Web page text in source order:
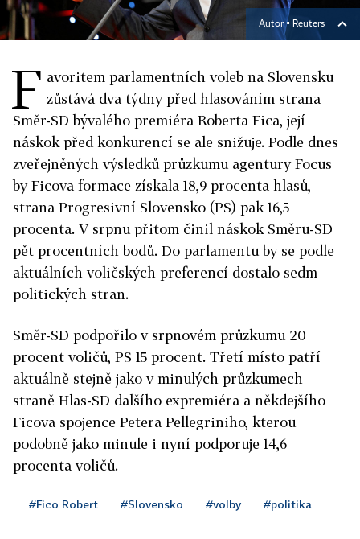
Autor ▪ Reuters
F avoritem parlamentních voleb na Slovensku
zůstává dva týdny před hlasováním strana
Směr-SD bývalého premiéra Roberta Fica, její
náskok před konkurencí se ale snižuje. Podle dnes
zveřejněných výsledků průzkumu agentury Focus
by Ficova formace získala 18,9 procenta hlasů,
strana Progresivní Slovensko (PS) pak 16,5
procenta. V srpnu přitom činil náskok Směru-SD
pět procentních bodů. Do parlamentu by se podle
aktuálních voličských preferencí dostalo sedm
politických stran.
Směr-SD podpořilo v srpnovém průzkumu 20
procent voličů, PS 15 procent. Třetí místo patří
aktuálně stejně jako v minulých průzkumech
straně Hlas-SD dalšího expremiéra a někdejšího
Ficova spojence Petera Pellegriniho, kterou
podobně jako minule i nyní podporuje 14,6
procenta voličů.
#Fico Robert #Slovensko #volby #politika